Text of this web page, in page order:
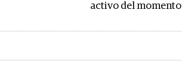
activo del momento